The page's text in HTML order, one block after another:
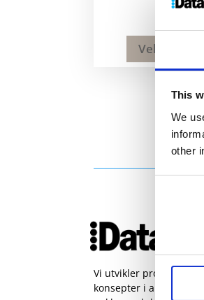
This
We
other
320kr
Velg
Vi utvikler produkter og
konsepter i alle kanaler